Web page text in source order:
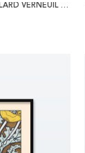
AFFICHE NENUPHAR BY MAURICE PILLARD VERNEUIL 70X100